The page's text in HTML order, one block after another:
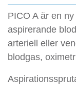
PICO A är en ny
aspirerande
arteriell eller
blodgas,